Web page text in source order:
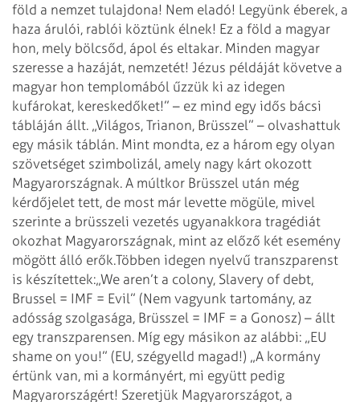
föld a nemzet tulajdona! Nem eladó! Legyünk éberek, a
haza árulói, rablói köztünk élnek! Ez a föld a magyar
hon, mely bölcsőd, ápol és eltakar. Minden magyar
szeresse a hazáját, nemzetét! Jézus példáját követve a
magyar hon templomából űzzük ki az idegen
kufárokat, kereskedőket!” – ez mind egy idős bácsi
tábláján állt. „Világos, Trianon, Brüsszel” – olvashattuk
egy másik táblán. Mint mondta, ez a három egy olyan
szövetséget szimbolizál, amely nagy kárt okozott
Magyarországnak. A múltkor Brüsszel után még
kérdőjelet tett, de most már levette mögüle, mivel
szerinte a brüsszeli vezetés ugyanakkora tragédiát
okozhat Magyar­országnak, mint az előző két esemény
mögött álló erők.Többen idegen nyelvű transzparenst
is készítettek:„We aren’t a colony, Slavery of debt,
Brussel = IMF = Evil” (Nem vagyunk tartomány, az
adósság szolgasága, Brüsszel = IMF = a Gonosz) – állt
egy transzparensen. Míg egy másikon az alábbi: „EU
shame on you!” (EU, szégyelld magad!) „A kormány
értünk van, mi a kormá­nyért, mi együtt pedig
Magyarországért! Szeretjük Magyarországot, a